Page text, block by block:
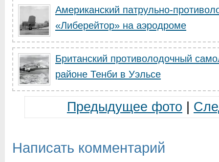
Американский патрульно-
«Либерейтор» на аэродроме
Британский противолодочный
районе Тенби в Уэльсе
Предыдущее фото
Написать комментарий